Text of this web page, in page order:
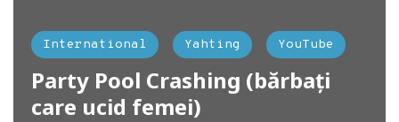
International Yahting YouTube
Party Pool Crashing (bărbați
care ucid femei)